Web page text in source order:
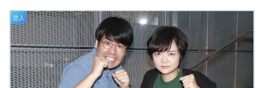
芸人